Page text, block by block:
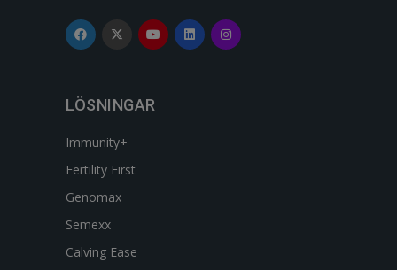
LÖSNINGAR
Immunity+
Fertility First
Genomax
Semexx
Calving Ease